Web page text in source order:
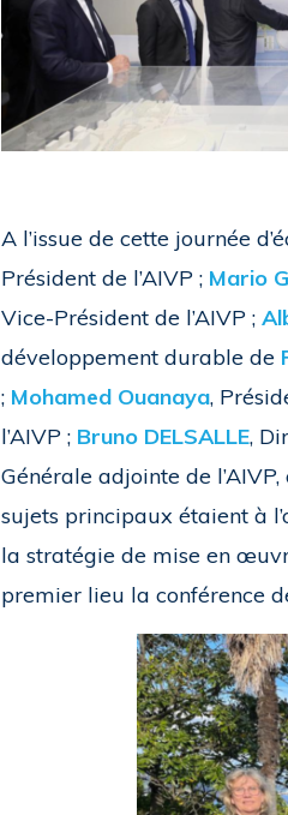
A l’issue de cette journée
Président de l’AIVP ; Mario
Vice-Président de l’AIVP ;
développement durable de
; Mohamed Ouanaya,
l’AIVP ; Bruno DELSALLE,
Générale adjointe de
sujets principaux étaient à
la stratégie de mise en
premier lieu la conférence